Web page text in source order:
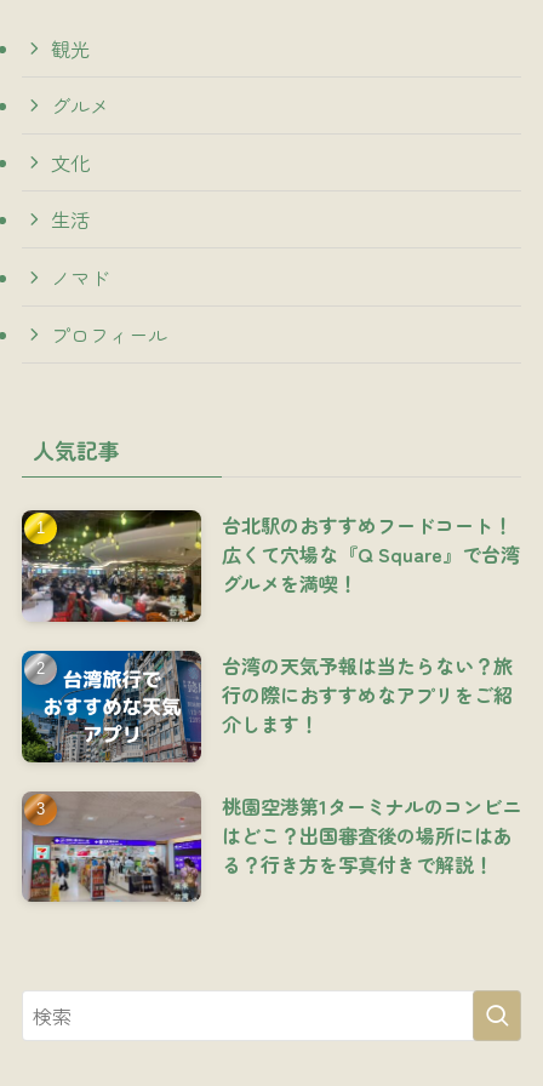
観光
グルメ
文化
生活
ノマド
プロフィール
人気記事
台北駅のおすすめフードコート！
広くて穴場な『Q Square』で台湾
グルメを満喫！
台湾の天気予報は当たらない？旅
行の際におすすめなアプリをご紹
介します！
桃園空港第1ターミナルのコンビニ
はどこ？出国審査後の場所にはあ
る？行き方を写真付きで解説！